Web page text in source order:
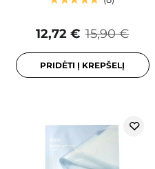
15,90 €
12,72 €
PRIDĖTI Į KREPŠELĮ